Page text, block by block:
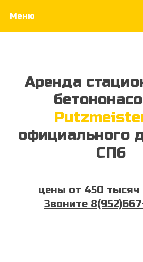
Меню
Аренда
официального
СПб
цены от 450 тысяч
Звоните